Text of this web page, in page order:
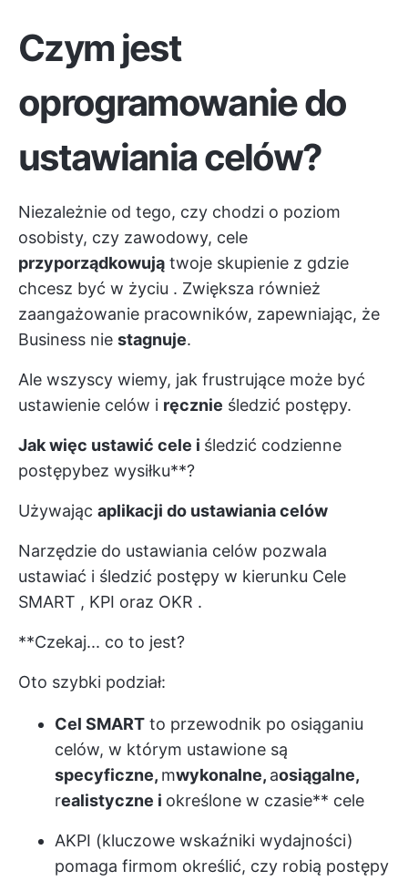
Czym jest
oprogramowanie do
ustawiania celów?
Niezależnie od tego, czy chodzi o poziom
osobisty, czy zawodowy, cele
przyporządkowują twoje skupienie z gdzie
chcesz być w życiu . Zwiększa również
zaangażowanie pracowników, zapewniając, że
Business nie stagnuje.
Ale wszyscy wiemy, jak frustrujące może być
ustawienie celów i ręcznie śledzić postępy.
Jak więc ustawić cele i śledzić codzienne
postępybez wysiłku**?
Używając aplikacji do ustawiania celów
Narzędzie do ustawiania celów pozwala
ustawiać i śledzić postępy w kierunku Cele
SMART , KPI oraz OKR .
**Czekaj... co to jest?
Oto szybki podział:
Cel SMART to przewodnik po osiąganiu
celów, w którym ustawione są
specyficzne, mwykonalne, aosiągalne,
realistyczne i określone w czasie** cele
AKPI (kluczowe wskaźniki wydajności)
pomaga firmom określić, czy robią postępy